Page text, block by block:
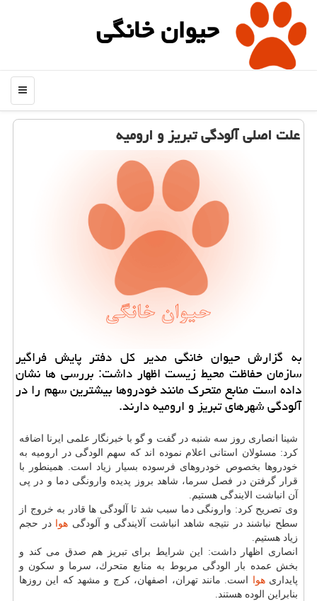
حیوان خانگی
منو
علت اصلی آلودگی تبریز و ارومیه
به گزارش حیوان خانگی مدیر كل دفتر پایش فراگیر
سازمان حفاظت محیط زیست اظهار داشت: بررسی ها نشان
داده است منابع متحرك مانند خودروها بیشترین سهم را در
آلودگی شهرهای تبریز و ارومیه دارند.
شینا انصاری روز سه شنبه در گفت و گو با خبرنگار علمی ایرنا اضافه
كرد: مسئولان استانی اعلام نموده اند كه سهم الودگی در ارومیه به
خودروها بخصوص خودروهای فرسوده بسیار زیاد است. همینطور با
قرار گرفتن در فصل سرما، شاهد بروز پدیده وارونگی دما و در پی
آن انباشت الایندگی هستیم.
وی تصریح كرد: وارونگی دما سبب شد تا آلودگی ها قادر به خروج از
سطح نباشند در نتیجه شاهد انباشت آلایندگی و آلودگی هوا در حجم
زیاد هستیم.
انصاری اظهار داشت: این شرایط برای تبریز هم صدق می كند و
بخش عمده بار الودگی مربوط به منابع متحرك، سرما و سكون و
پایداریهوا است. مانند تهران، اصفهان، كرج و مشهد كه این روزها
بنابراین الوده هستند.